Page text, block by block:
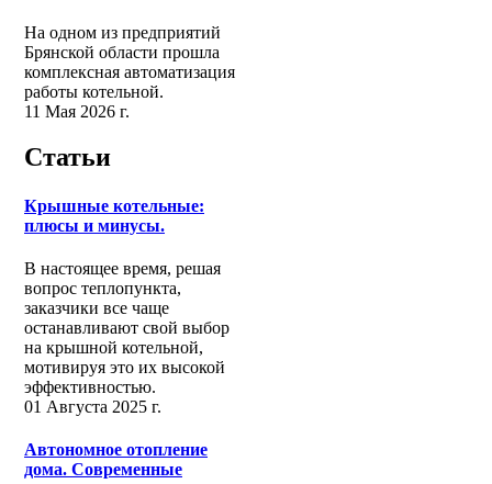
На одном из предприятий
Брянской области прошла
комплексная автоматизация
работы котельной.
11 Мая 2026 г.
Статьи
Крышные котельные:
плюсы и минусы.
В настоящее время, решая
вопрос теплопункта,
заказчики все чаще
останавливают свой выбор
на крышной котельной,
мотивируя это их высокой
эффективностью.
01 Августа 2025 г.
Автономное отопление
дома. Современные